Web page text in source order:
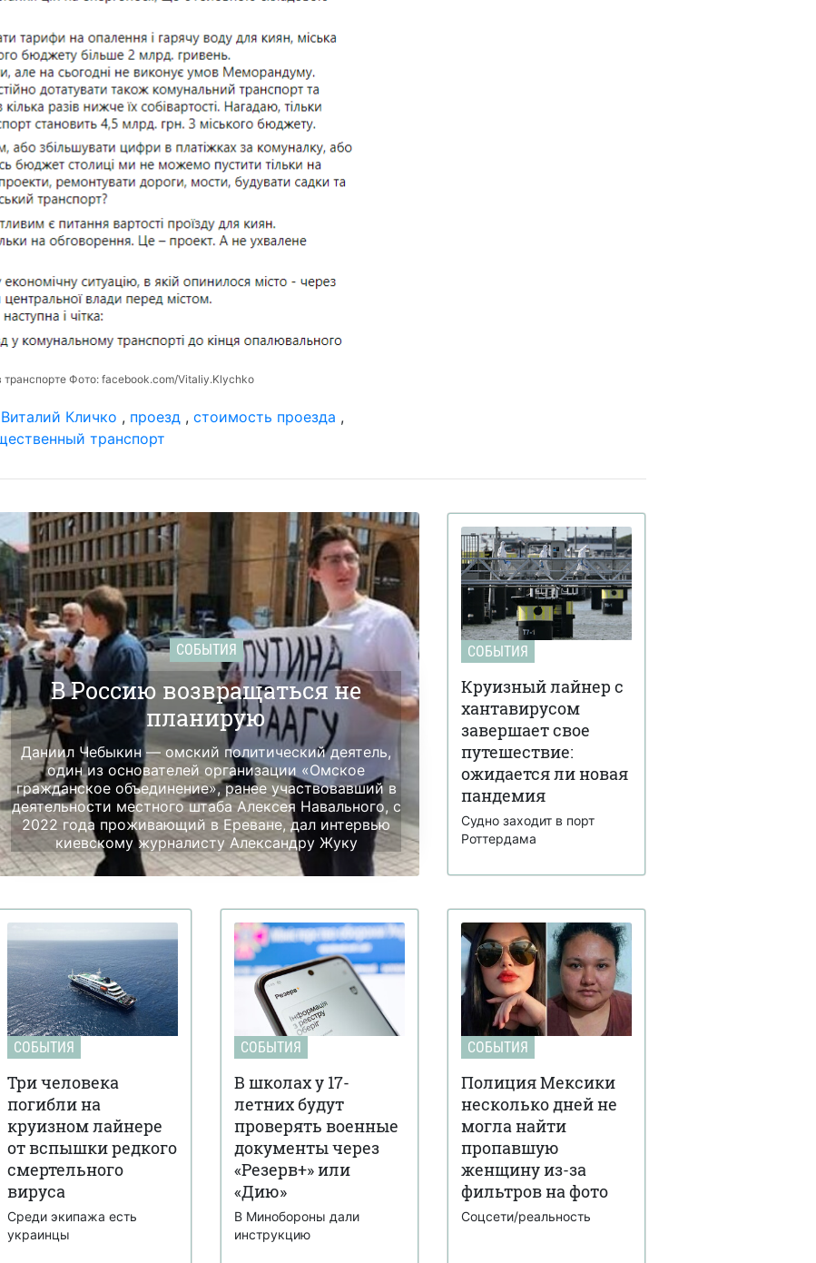
Фото: facebook.com/Vitaliy.Klychko
Виталий Кличко , проезд , стоимость проезда ,
транспорт
СОБЫТИЯ
В Россию возвращаться не
планирую
Даниил Чебыкин — омский политический деятель,
один из основателей организации «Омское
гражданское объединение», ранее участвовавший в
деятельности местного штаба Алексея Навального, с
2022 года проживающий в Ереване, дал интервью
киевскому журналисту Александру Жуку
СОБЫТИЯ
Круизный лайнер с
хантавирусом
завершает свое
путешествие:
ожидается ли новая
пандемия
Судно заходит в порт
Роттердама
СОБЫТИЯ
Три человека
погибли на
круизном лайнере
от вспышки редкого
смертельного
вируса
Среди экипажа есть
украинцы
СОБЫТИЯ
В школах у 17-
летних будут
проверять военные
документы через
«Резерв+» или
«Дию»
В Минобороны дали
инструкцию
СОБЫТИЯ
Полиция Мексики
несколько дней не
могла найти
пропавшую
женщину из-за
фильтров на фото
Соцсети/реальность